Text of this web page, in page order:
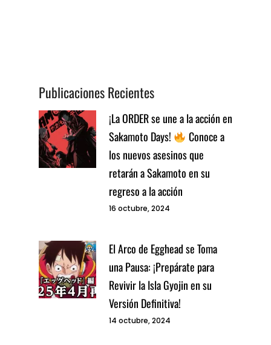
Publicaciones Recientes
¡La ORDER se une a la acción en
Sakamoto Days!
Conoce a
los nuevos asesinos que
retarán a Sakamoto en su
regreso a la acción
16 octubre, 2024
El Arco de Egghead se Toma
una Pausa: ¡Prepárate para
Revivir la Isla Gyojin en su
Versión Definitiva!
14 octubre, 2024